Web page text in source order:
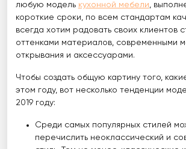
любую модель кухонной мебели,
короткие сроки, по всем стандартам
всегда хотим радовать своих клиентов
оттенками материалов, современными
открывания и аксессуарами.
Чтобы создать общую картину того,
этом году, вот несколько тенденции
2019 году:
Среди самых популярных стилей
перечислить неоклассический и